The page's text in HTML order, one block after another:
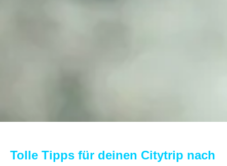
Tolle Tipps für deinen Citytrip nach